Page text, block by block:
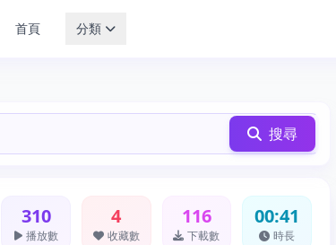
首頁 分類
搜尋
310
播放數
4
收藏數
116
下載數
00:41
時長